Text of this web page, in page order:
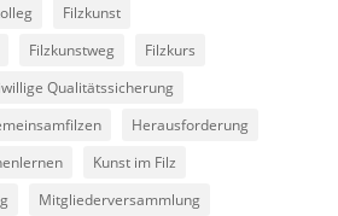
Filzkunst
Filzkunstweg
Filzkurs
Qualitätssicherung
Herausforderung
Kunst im Filz
Mitgliederversammlung